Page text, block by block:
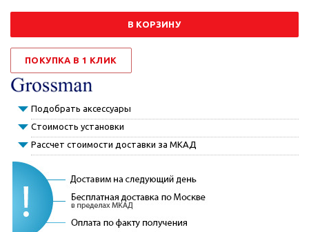
В КОРЗИНУ
ПОКУПКА В 1 КЛИК
Подобрать аксессуары
Стоимость установки
Рассчет стоимости доставки за МКАД